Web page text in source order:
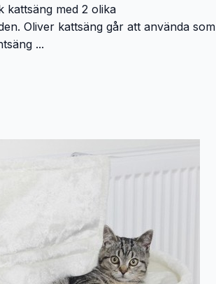
kattsäng med 2 olika
Oliver kattsäng går att använda som
...